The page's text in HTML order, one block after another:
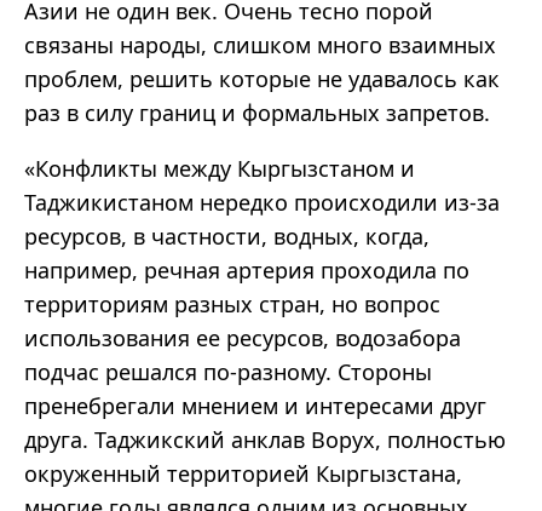
Азии не один век. Очень тесно порой
связаны народы, слишком много взаимных
проблем, решить которые не удавалось как
раз в силу границ и формальных запретов.
«Конфликты между Кыргызстаном и
Таджикистаном нередко происходили из-за
ресурсов, в частности, водных, когда,
например, речная артерия проходила по
территориям разных стран, но вопрос
использования ее ресурсов, водозабора
подчас решался по-разному. Стороны
пренебрегали мнением и интересами друг
друга. Таджикский анклав Ворух, полностью
окруженный территорией Кыргызстана,